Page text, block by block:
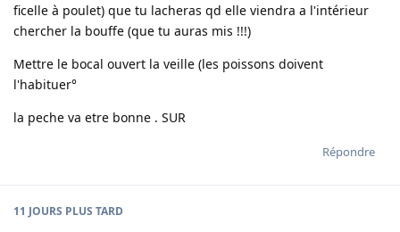
ficelle à poulet) que tu lacheras qd elle viendra a l'intérieur
chercher la bouffe (que tu auras mis !!!)
Mettre le bocal ouvert la veille (les poissons doivent
l'habituer°
la peche va etre bonne . SUR
Répondre
11 JOURS PLUS TARD